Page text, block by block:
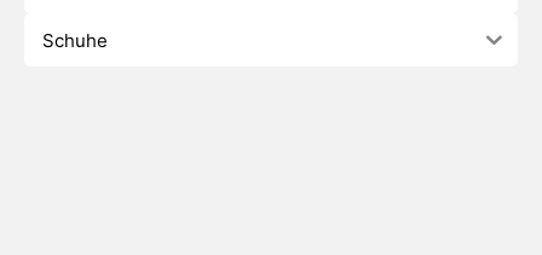
Schuhe